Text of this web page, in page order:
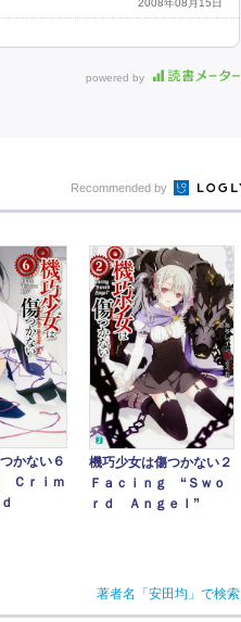
2008年08月15日
powered by
Recommended by
かない６
Ｃｒｉｍ
機巧少女は傷つかない２
Ｆａｃｉｎｇ “Ｓｗｏ
ｒｄ Ａｎｇｅｌ”
著者名「安田均」で検索